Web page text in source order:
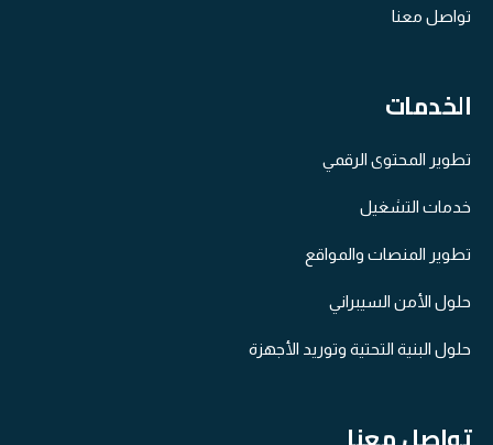
تواصل معنا
الخدمات
تطوير المحتوى الرقمي
خدمات التشغيل
تطوير المنصات والمواقع
حلول الأمن السيبراني
حلول البنية التحتية وتوريد الأجهزة​